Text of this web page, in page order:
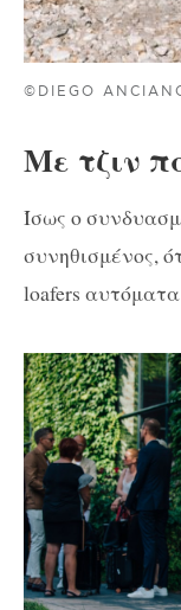
©DIEGO
Με τζιν
Ίσως ο
συνηθισμένος,
loafers αυτόματα